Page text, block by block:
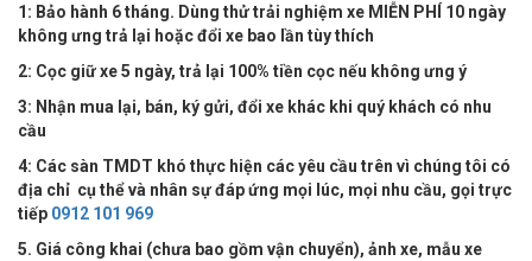
1: Bảo hành 6 tháng. Dùng thử trải nghiệm xe MIỄN PHÍ 10 ngày
không ưng trả lại hoặc đổi xe bao lần tùy thích
2: Cọc giữ xe 5 ngày, trả lại 100% tiền cọc nếu không ưng ý
3: Nhận mua lại, bán, ký gửi, đổi xe khác khi quý khách có nhu
cầu
4: Các sàn TMDT khó thực hiện các yêu cầu trên vì chúng tôi có
địa chỉ cụ thể và nhân sự đáp ứng mọi lúc, mọi nhu cầu, gọi trực
tiếp 0912 101 969
5. Giá công khai (chưa bao gồm vận chuyển), ảnh xe, mẫu xe